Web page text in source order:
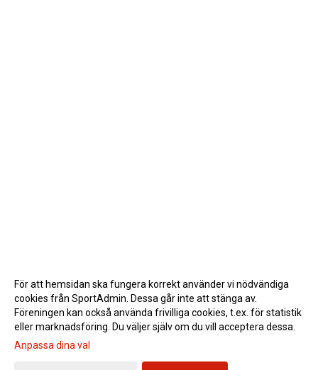
Gå till Webbversion
För att hemsidan ska fungera korrekt använder vi nödvändiga
cookies från SportAdmin. Dessa går inte att stänga av.
Föreningen kan också använda frivilliga cookies, t.ex. för statistik
eller marknadsföring. Du väljer själv om du vill acceptera dessa.
Anpassa dina val